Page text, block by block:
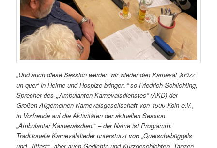
„Und auch diese Session werden wir wieder den Karneval ‚krüzz
un quer‘ in Heime und Hospize bringen.“ so Friedrich Schlichting,
Sprecher des„Ambulanten Karnevalsdienstes“ (AKD) der
Großen Allgemeinen Karnevalsgesellschaft von 1900 Köln e.V.,
in Vorfreude auf die Aktivitäten der aktuellen Session.
„Ambulanter Karnevalsdient“ – der Name ist Programm:
Traditionelle Karnevalslieder unterstützt von „Quetschebüggels
und „Jittas““, aber auch Gedichte und Kurzgeschichten, Tanzen